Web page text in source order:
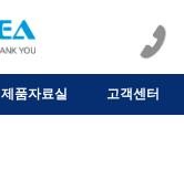
제품자료실 고객센터